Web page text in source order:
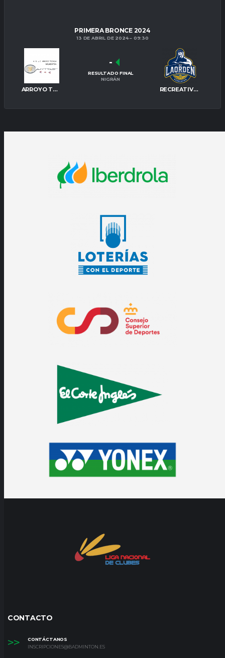
PRIMERA BRONCE 2024
13 DE ABRIL DE 2024 09:30
ARROYO TEJADA RECREATIVO IES LA ORDEN C
-
RESULTADO FINAL
NIGRÁN
CONTACTO
>>
CONTÁCTANOS
INSCRIPCIONES@BADMINTON.ES